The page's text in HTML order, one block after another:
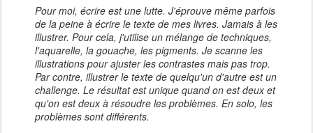
Pour moi, écrire est une lutte. J'éprouve même parfois
de la peine à écrire le texte de mes livres. Jamais à les
illustrer. Pour cela, j'utilise un mélange de techniques,
l'aquarelle, la gouache, les pigments. Je scanne les
illustrations pour ajuster les contrastes mais pas trop.
Par contre, illustrer le texte de quelqu'un d'autre est un
challenge. Le résultat est unique quand on est deux et
qu'on est deux à résoudre les problèmes. En solo, les
problèmes sont différents.